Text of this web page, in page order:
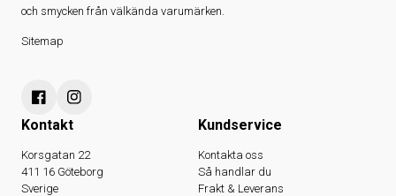
och smycken från välkända varumärken.
Sitemap
Kontakt
Korsgatan 22
411 16 Göteborg
Sverige
Kundservice
Kontakta oss
Så handlar du
Frakt & Leverans